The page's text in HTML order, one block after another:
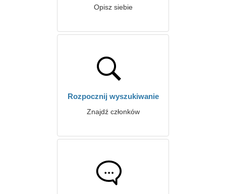
Opisz siebie
Rozpocznij wyszukiwanie
Znajdź członków